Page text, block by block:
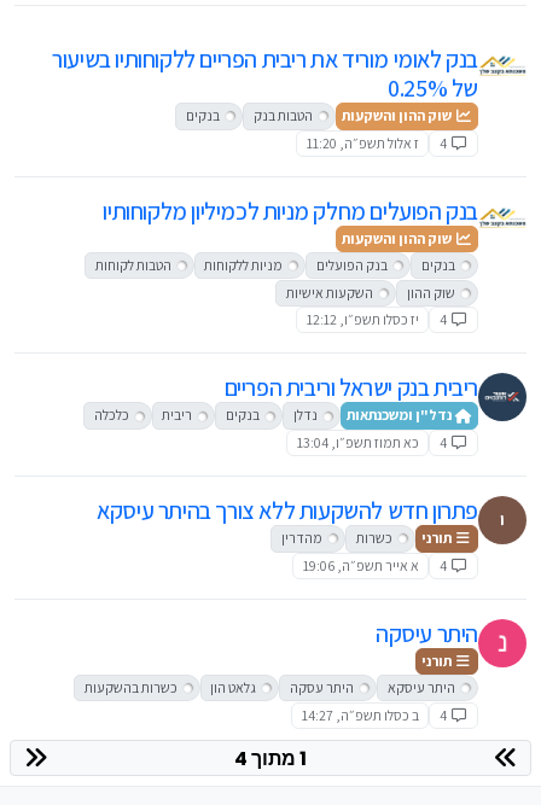
בנק לאומי מוריד את ריבית הפריים ללקוחותיו בשיעור
של 0.25%
שוק ההון והשקעות הטבות בנק
בנקים
4
ז אלול תשפ״ה, 11:20
בנק הפועלים מחלק מניות לכמיליון מלקוחותיו
שוק ההון והשקעות
בנקים
בנק הפועלים מניות ללקוחות
הטבות לקוחות
שוק ההון
השקעות אישיות
4
יז כסלו תשפ״ו, 12:12
ריבית בנק ישראל וריבית הפריים
נדל"ן ומשכנתאות נדלן בנקים ריבית
כלכלה
4
כא תמוז תשפ״ו, 13:04
י פתרון חדש להשקעות ללא צורך בהיתר עיסקא
תורני כשרות
מהדרין
4
א אייר תשפ״ה, 19:06
היתר עיסקה
תורני
היתר עיסקא
היתר עסקה גלאט הון
כשרות בהשקעות
4
ב כסלו תשפ״ה, 14:27
1 מתוך 4